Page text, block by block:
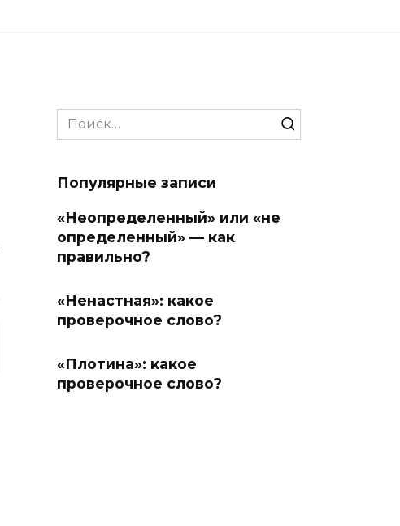
Search
for:
Популярные записи
«Неопределенный» или «не
определенный» — как
правильно?
«Ненастная»: какое
проверочное слово?
«Плотина»: какое
проверочное слово?